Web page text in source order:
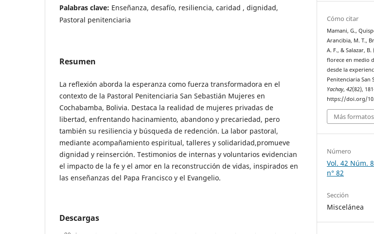
Palabras clave: Enseñanza, desafío, resiliencia, caridad , dignidad,
Pastoral penitenciaria
Resumen
La reflexión aborda la esperanza como fuerza transformadora en el
contexto de la Pastoral Penitenciaria San Sebastián Mujeres en
Cochabamba, Bolivia. Destaca la realidad de mujeres privadas de
libertad, enfrentando hacinamiento, abandono y precariedad, pero
también su resiliencia y búsqueda de redención. La labor pastoral,
mediante acompañamiento espiritual, talleres y solidaridad,promueve
dignidad y reinserción. Testimonios de internas y voluntarios evidencian
el impacto de la fe y el amor en la reconstrucción de vidas, inspirados en
las enseñanzas del Papa Francisco y el Evangelio.
Descargas
Cómo citar
Mamani, G.,
Arancibia, M. T.,
A. F., & Salazar,
florece en medio
desde la
Penitenciaria San
Yachay,42(82),
https://doi.org/
Más
Número
Vol. 42 Núm.
n° 82
Sección
Miscelánea